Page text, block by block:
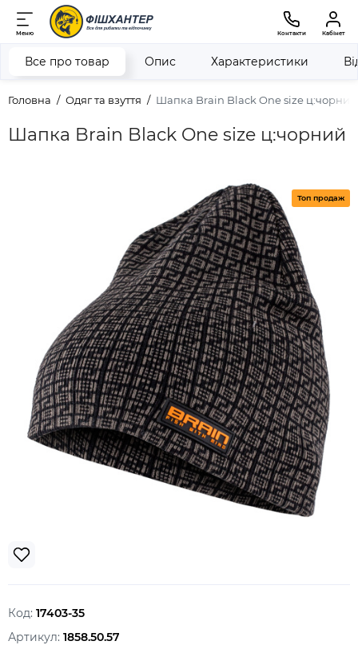
Меню Контакти Кабінет
Головна Одяг та взуття Шапка Brain Black One size ц:чорний
Шапка Brain Black One size ц:чорний
Все про товар Опис Характеристики
Топ продаж
Код: 17403-35
Артикул: 1858.50.57